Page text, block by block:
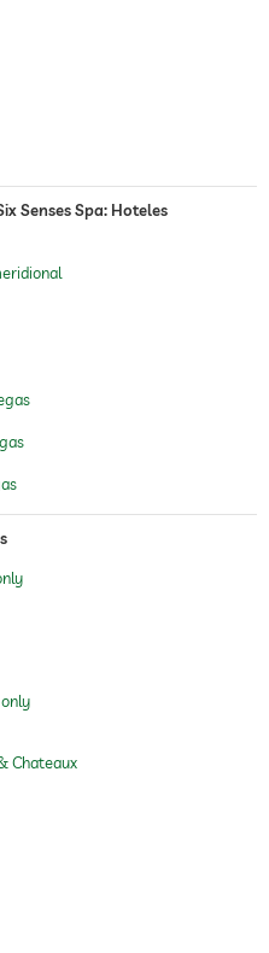
corporales
Senses Spa: Hoteles
Chateaux